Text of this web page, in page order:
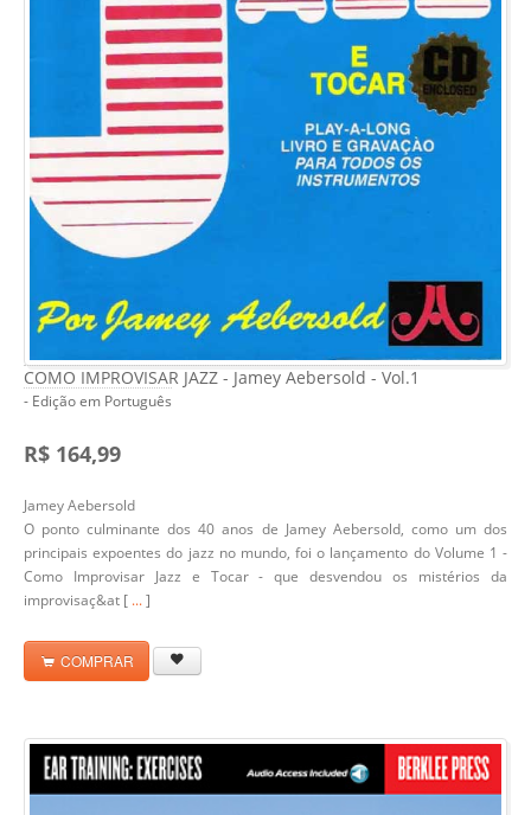
COMO IMPROVISAR JAZZ - Jamey Aebersold - Vol.1
- Edição em Português
R$ 164,99
Jamey Aebersold
O ponto culminante dos 40 anos de Jamey Aebersold, como um dos
principais expoentes do jazz no mundo, foi o lançamento do Volume 1 -
Como Improvisar Jazz e Tocar - que desvendou os mistérios da
improvisaç&at [ ...]
COMPRAR